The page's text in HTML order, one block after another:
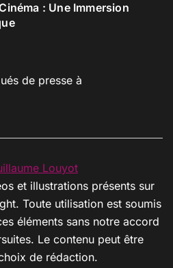
: Une Immersion
de presse à
Louyot
et illustrations présents sur
Toute utilisation est soumis
éléments sans notre accord
Le contenu peut être
de rédaction.